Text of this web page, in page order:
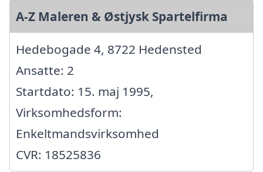
A-Z Maleren & Østjysk Spartelfirma
Hedebogade 4, 8722 Hedensted
Ansatte: 2
Startdato: 15. maj 1995,
Virksomhedsform:
Enkeltmandsvirksomhed
CVR: 18525836